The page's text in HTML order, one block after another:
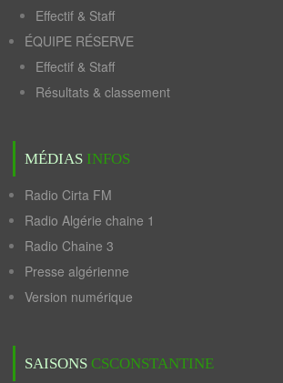
Effectif & Staff
ÉQUIPE RÉSERVE
Effectif & Staff
Résultats & classement
MÉDIAS INFOS
Radio Cirta FM
Radio Algérie chaine 1
Radio Chaine 3
Presse algérienne
Version numérique
SAISONS CSCONSTANTINE